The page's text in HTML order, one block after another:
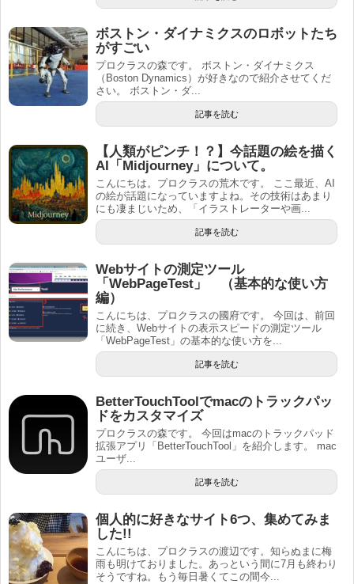
ボストン・ダイナミクスのロボットたち
がすごい
プロクラスの森です。 ボストン・ダイナミクス
（Boston Dynamics）が好きなので紹介させてくだ
さい。 ボストン・ダ...
記事を読む
【人類がピンチ！？】今話題の絵を描く
AI「Midjourney」について。
こんにちは。プロクラスの荒木です。 ここ最近、AI
の絵が話題になっていますよね。その技術はあまり
にも凄まじいため、「イラストレーターや画...
記事を読む
Webサイトの測定ツール
「WebPageTest」 （基本的な使い方
編）
こんにちは、プロクラスの國府です。 今回は、前回
に続き、Webサイトの表示スピードの測定ツール
「WebPageTest」の基本的な使い方を...
記事を読む
BetterTouchToolでmacのトラックパッ
ドをカスタマイズ
プロクラスの森です。 今回はmacのトラックパッド
拡張アプリ「BetterTouchTool」を紹介します。 mac
ユーザ...
記事を読む
個人的に好きなサイト6つ、集めてみま
した!!
こんにちは、プロクラスの渡辺です。知らぬまに梅
雨も明けておりました。あっという間に7月も終わり
そうですね。もう毎日暑くてこの間今...